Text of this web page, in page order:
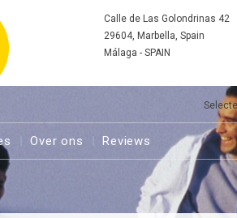
Calle de Las Golondrinas 42
29604, Marbella, Spain
Málaga - SPAIN
Over ons Reviews